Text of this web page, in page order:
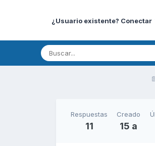
¿Usuario existente? Conectar
Respuestas
11
Creado
15 a